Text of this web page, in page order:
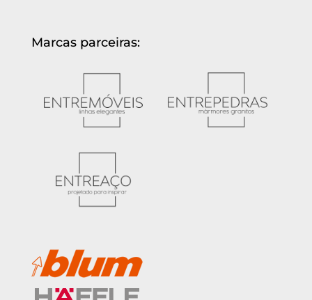
Marcas parceiras: